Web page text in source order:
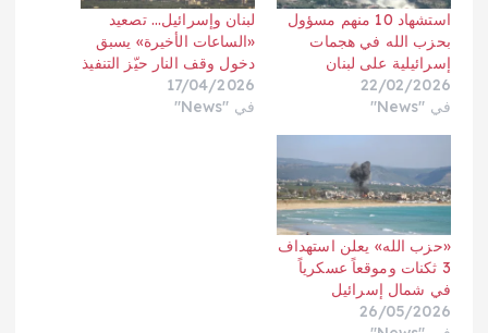
استشهاد 10 منهم مسؤول
بحزب الله في هجمات
إسرائيلية على لبنان
22/02/2026
في "News"
لبنان وإسرائيل… تصعيد
«الساعات الأخيرة» يسبق
دخول وقف النار حيّز التنفيذ
17/04/2026
في "News"
«حزب الله» يعلن استهداف
3 ثكنات وموقعاً عسكرياً
في شمال إسرائيل
26/05/2026